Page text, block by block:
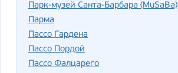
Парк-музей Санта-Барбара (MuSaBa)
Парма
Пассо Гардена
Пассо Пордой
Пассо Фалцарего